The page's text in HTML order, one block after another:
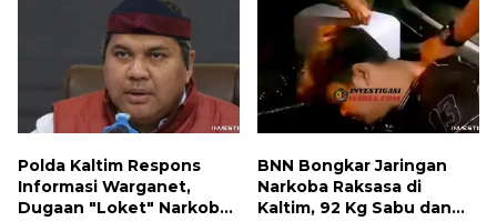
Polda Kaltim Respons
Informasi Warganet,
Dugaan "Loket" Narkoba
BNN Bongkar Jaringan
Narkoba Raksasa di
Kaltim, 92 Kg Sabu dan